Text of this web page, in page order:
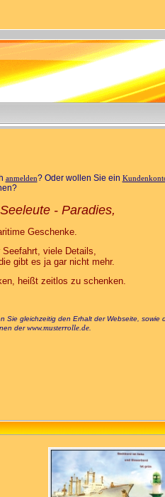
anmelden? Oder wollen Sie ein
Seeleute - Paradies,
Geschenke.
Seefahrt, viele Details,
gibt es ja gar nicht mehr.
heißt zeitlos zu schenken.
Sie gleichzeitig den Erhalt der Webseite, sowie
derwww.musterrolle.de